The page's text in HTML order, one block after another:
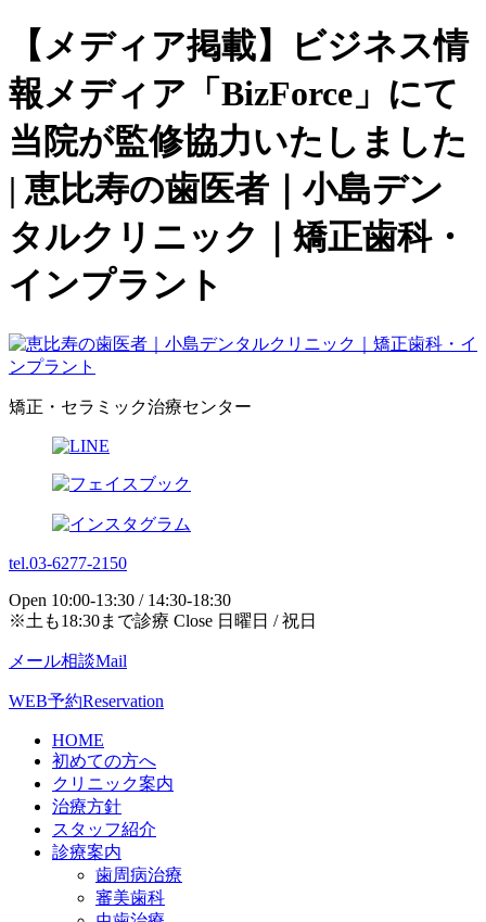
【メディア掲載】ビジネス情
報メディア「BizForce」にて
当院が監修協力いたしました
| 恵比寿の歯医者｜小島デン
タルクリニック｜矯正歯科・
インプラント
矯正・セラミック治療センター
tel.03-6277-2150
Open 10:00-13:30 / 14:30-18:30
※土も18:30まで診療 Close 日曜日 / 祝日
メール相談Mail
WEB予約Reservation
HOME
初めての方へ
クリニック案内
治療方針
スタッフ紹介
診療案内
歯周病治療
審美歯科